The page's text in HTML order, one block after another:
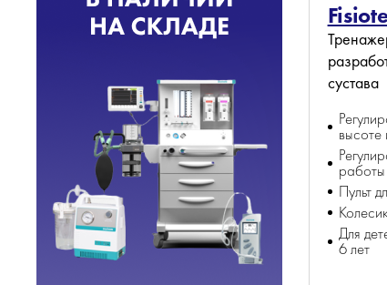
сустава
высоте
работы
Пульт
Для
6 лет